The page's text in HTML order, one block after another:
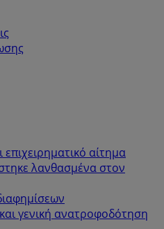
επιχειρηματικό αίτημα
λανθασμένα στον
γενική ανατροφοδότηση